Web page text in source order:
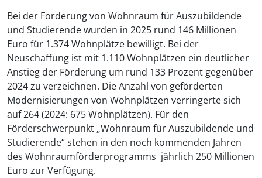
Bei der Förderung von Wohnraum für Auszubildende
und Studierende wurden in 2025 rund 146 Millionen
Euro für 1.374 Wohnplätze bewilligt. Bei der
Neuschaffung ist mit 1.110 Wohnplätzen ein deutlicher
Anstieg der Förderung um rund 133 Prozent gegenüber
2024 zu verzeichnen. Die Anzahl von geförderten
Modernisierungen von Wohnplätzen verringerte sich
auf 264 (2024: 675 Wohnplätzen). Für den
Förderschwerpunkt „Wohnraum für Auszubildende und
Studierende“ stehen in den noch kommenden Jahren
des Wohnraumförderprogramms jährlich 250 Millionen
Euro zur Verfügung.